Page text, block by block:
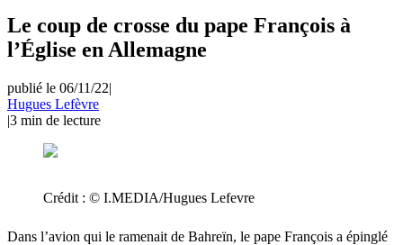
Le coup de crosse du pape François à
l’Église en Allemagne
publié le 06/11/22|
Hugues Lefèvre
|3 min de lecture
Crédit : © I.MEDIA/Hugues Lefevre
Dans l’avion qui le ramenait de Bahreïn, le pape François a épinglé